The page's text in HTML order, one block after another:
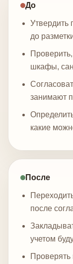
До
Утвердить
до
шкафы,
занимают
какие
После
после
учетом
Проверять